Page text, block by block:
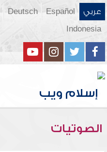
عربي Español
Deutsch
Indonesia
الصوتيات